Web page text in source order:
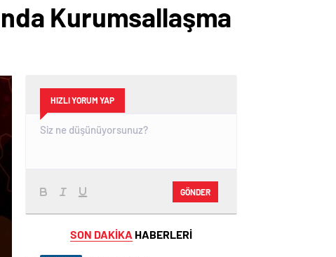
Kurumsallaşma
HIZLI YORUM YAP
GÖNDER
SON DAKİKA HABERLERİ